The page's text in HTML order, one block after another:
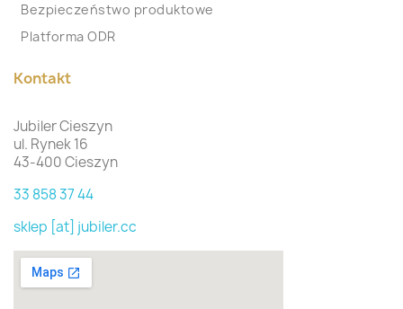
Bezpieczeństwo produktowe
Platforma ODR
Kontakt
Jubiler Cieszyn
ul. Rynek 16
43-400 Cieszyn
33 858 37 44
sklep [at] jubiler.cc